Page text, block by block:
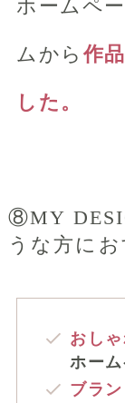
ホームペ
ムから 作
した。
⑧MY
うな方に
おし
ホー
ブラ